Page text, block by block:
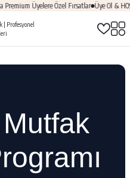
Üyelere Özel Fırsatlar Üye Ol &